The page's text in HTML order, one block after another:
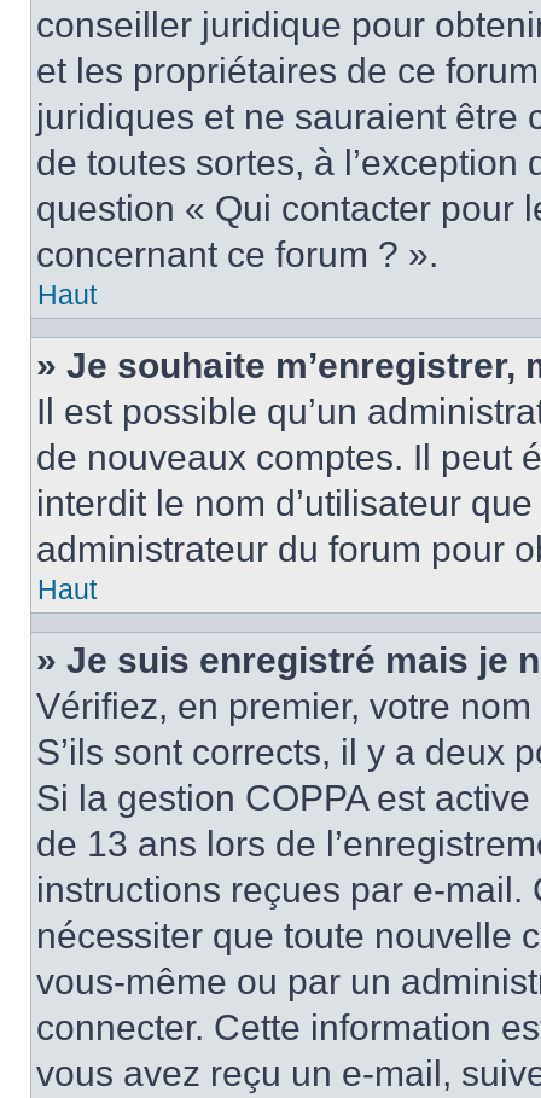
conseiller juridique pour
et les propriétaires de ce
juridiques et ne sauraient être
de toutes sortes, à
question « Qui contacter pour
concernant ce forum ? ».
Haut
» Je souhaite m’enregistrer,
Il est possible qu’un
de nouveaux comptes. Il peut
interdit le nom d’utilisateur
administrateur du forum pour
Haut
» Je suis enregistré mais je
Vérifiez, en premier, votre
S’ils sont corrects, il y a deux
Si la gestion COPPA est
de 13 ans lors de
instructions reçues par e-
nécessiter que toute nouvelle
vous-même ou par un
connecter. Cette information
vous avez reçu un e-mail,